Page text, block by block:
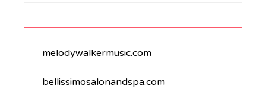
melodywalkermusic.com
bellissimosalonandspa.com